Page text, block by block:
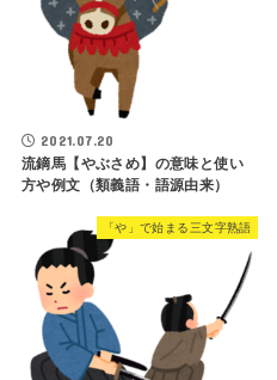
2021.07.20
流鏑馬【やぶさめ】の意味と使い
方や例文（類義語・語源由来）
「や」で始まる三文字熟語